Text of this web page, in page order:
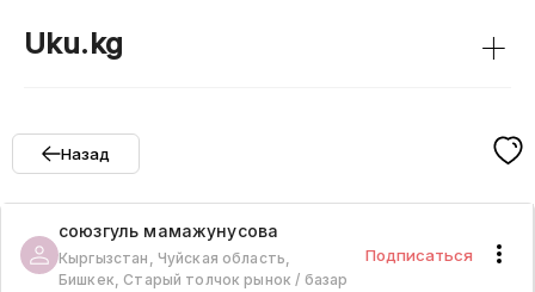
Uku.kg +
Назад
союзгуль мамажунусова
Кыргызстан, Чуйская область,
Бишкек, Старый толчок рынок / базар
Подписаться